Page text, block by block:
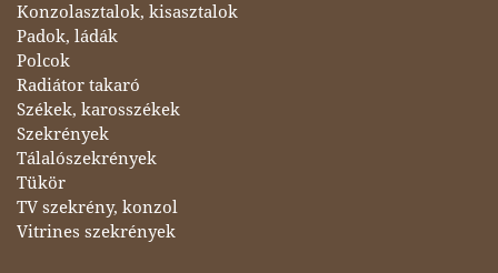
Konzolasztalok, kisasztalok
Padok, ládák
Polcok
Radiátor takaró
Székek, karosszékek
Szekrények
Tálalószekrények
Tükör
TV szekrény, konzol
Vitrines szekrények